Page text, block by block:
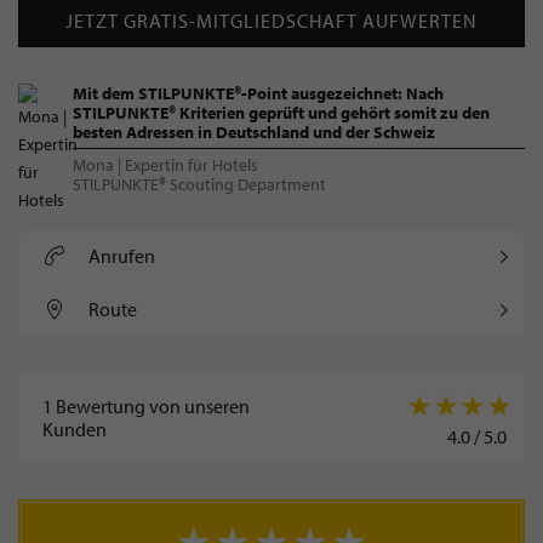
JETZT GRATIS-MITGLIEDSCHAFT AUFWERTEN
Mit dem STILPUNKTE®-Point ausgezeichnet: Nach
STILPUNKTE® Kriterien geprüft und gehört somit zu den
besten Adressen in Deutschland und der Schweiz
Mona | Expertin für Hotels
STILPUNKTE® Scouting Department
Anrufen
Route
1 Bewertung von unseren
Kunden
4.0/5.0